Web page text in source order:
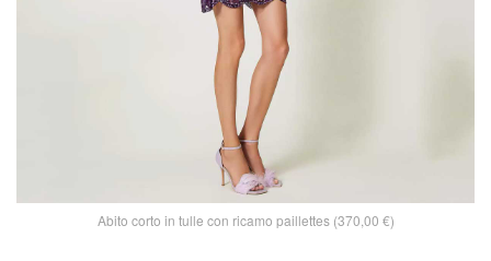
Abito corto in tulle con ricamo paillettes (370,00 €)